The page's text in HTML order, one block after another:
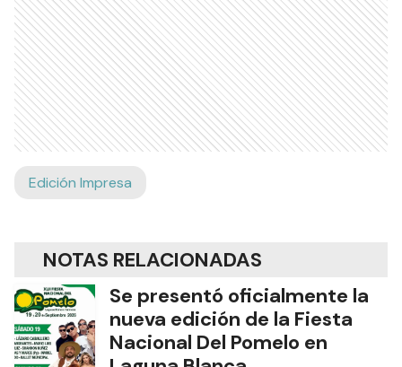
Edición Impresa
NOTAS RELACIONADAS
Se presentó oficialmente la
nueva edición de la Fiesta
Nacional Del Pomelo en